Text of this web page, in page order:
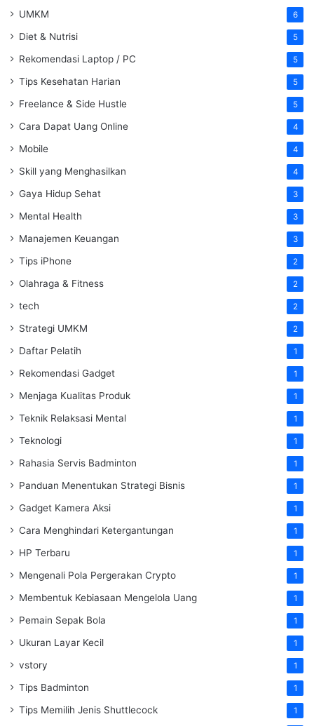
UMKM 6
Diet & Nutrisi 5
Rekomendasi Laptop / PC 5
Tips Kesehatan Harian 5
Freelance & Side Hustle 5
Cara Dapat Uang Online 4
Mobile 4
Skill yang Menghasilkan 4
Gaya Hidup Sehat 3
Mental Health 3
Manajemen Keuangan 3
Tips iPhone 2
Olahraga & Fitness 2
tech 2
Strategi UMKM 2
Daftar Pelatih 1
Rekomendasi Gadget 1
Menjaga Kualitas Produk 1
Teknik Relaksasi Mental 1
Teknologi 1
Rahasia Servis Badminton 1
Panduan Menentukan Strategi Bisnis 1
Gadget Kamera Aksi 1
Cara Menghindari Ketergantungan 1
HP Terbaru 1
Mengenali Pola Pergerakan Crypto 1
Membentuk Kebiasaan Mengelola Uang 1
Pemain Sepak Bola 1
Ukuran Layar Kecil 1
vstory 1
Tips Badminton 1
Tips Memilih Jenis Shuttlecock 1